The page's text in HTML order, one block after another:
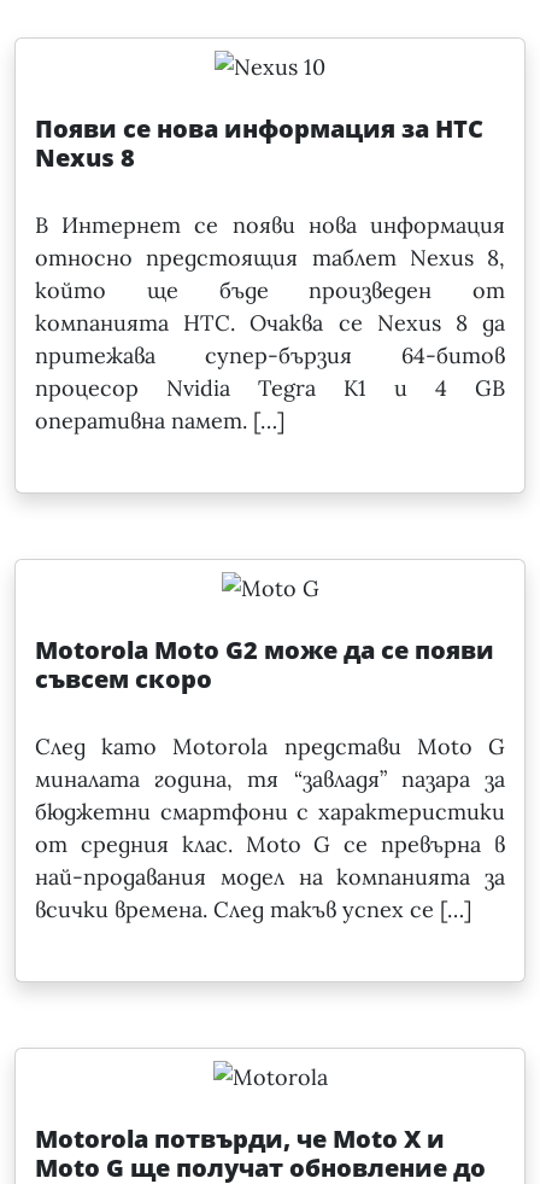
Появи се нова информация за HTC
Nexus 8
В Интернет се появи нова информация
относно предстоящия таблет Nexus 8,
който ще бъде произведен от
компанията HTC. Очаква се Nexus 8 да
притежава супер-бързия 64-битов
процесор Nvidia Tegra K1 и 4 GB
оперативна памет. […]
Motorola Moto G2 може да се появи
съвсем скоро
След като Motorola представи Moto G
миналата година, тя “завладя” пазара за
бюджетни смартфони с характеристики
от средния клас. Moto G се превърна в
най-продавания модел на компанията за
всички времена. След такъв успех се […]
Motorola потвърди, че Moto X и
Moto G ще получат обновление до